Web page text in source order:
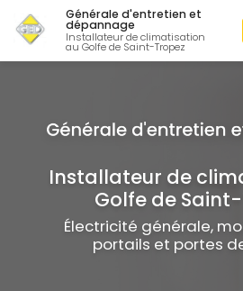
au
contenu
principal
Générale d'entretien et
dépannage
Installateur de climatisation
au Golfe de Saint-Tropez
Installateur de
Golfe de
Électricité générale,
portails et portes